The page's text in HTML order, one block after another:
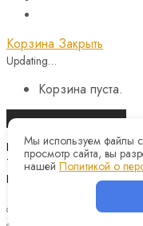
Корзина Закрыть
Updating…
Корзина пуста.
Продолжить покупки
Назад
Telegram
Instagram
Мы используем файлы
просмотр сайта, вы
нашей Политикой о